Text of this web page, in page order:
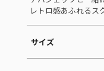
レトロ感あふれる
サイズ